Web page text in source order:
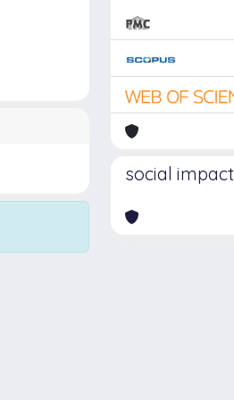
social impact